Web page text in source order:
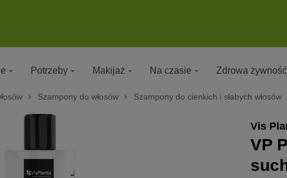
Potrzeby Makijaż Na czasie Zdrowa żywność
Szampony do włosów Szampony do cienkich i słabych włosów
Vis
VP